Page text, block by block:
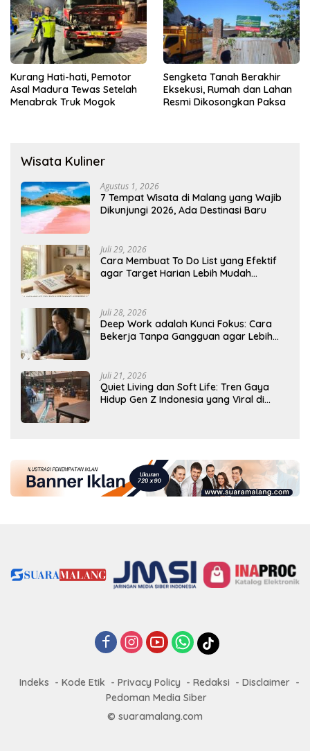
Kurang Hati-hati, Pemotor
Asal Madura Tewas Setelah
Menabrak Truk Mogok
Sengketa Tanah Berakhir
Eksekusi, Rumah dan Lahan
Resmi Dikosongkan Paksa
Wisata Kuliner
Agustus 1, 2026
7 Tempat Wisata di Malang yang Wajib
Dikunjungi 2026, Ada Destinasi Baru
Juli 29, 2026
Cara Membuat To Do List yang Efektif
agar Target Harian Lebih Mudah
Juli 28, 2026
Deep Work adalah Kunci Fokus: Cara
Bekerja Tanpa Gangguan agar Lebih
Juli 21, 2026
Quiet Living dan Soft Life: Tren Gaya
Hidup Gen Z Indonesia yang Viral di
Indeks Kode Etik Privacy Policy Redaksi
Disclaimer
Pedoman Media Siber
© suaramalang.com